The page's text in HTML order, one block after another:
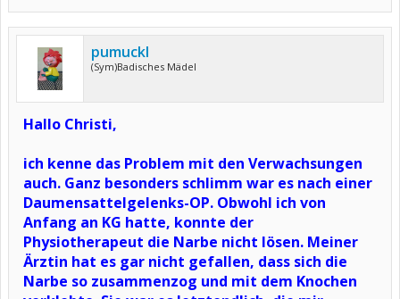
pumuckl
(Sym)Badisches Mädel
Hallo Christi,
ich kenne das Problem mit den Verwachsungen
auch. Ganz besonders schlimm war es nach einer
Daumensattelgelenks-OP. Obwohl ich von
Anfang an KG hatte, konnte der
Physiotherapeut die Narbe nicht lösen. Meiner
Ärztin hat es gar nicht gefallen, dass sich die
Narbe so zusammenzog und mit dem Knochen